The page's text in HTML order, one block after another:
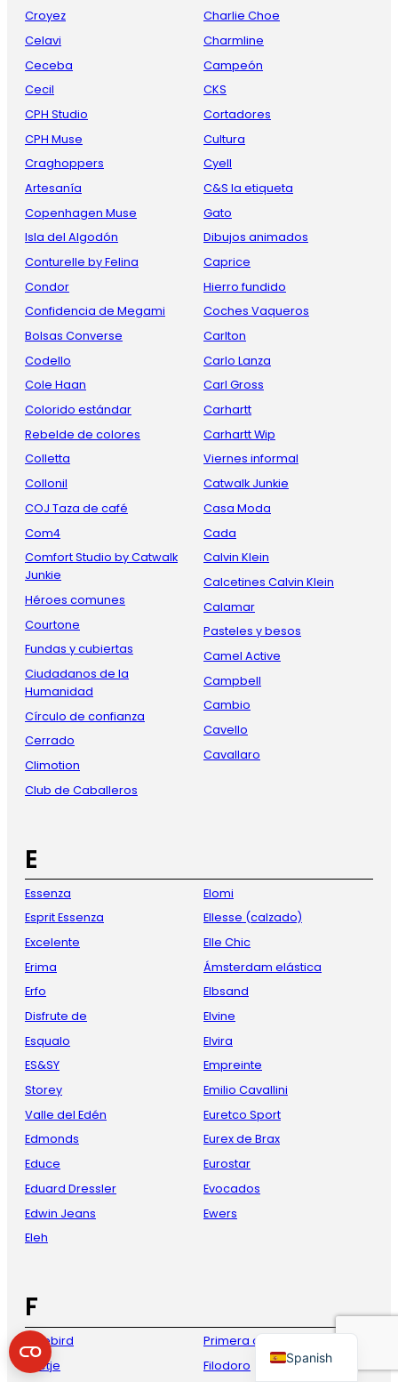
Croyez
Celavi
Ceceba
Cecil
CPH Studio
CPH Muse
Craghoppers
Artesanía
Copenhagen Muse
Isla del Algodón
Conturelle by Felina
Condor
Confidencia de Megami
Bolsas Converse
Codello
Cole Haan
Colorido estándar
Rebelde de colores
Colletta
Collonil
COJ Taza de café
Com4
Comfort Studio by Catwalk
Junkie
Héroes comunes
Courtone
Fundas y cubiertas
Ciudadanos de la
Humanidad
Círculo de confianza
Cerrado
Climotion
Club de Caballeros
Charlie Choe
Charmline
Campeón
CKS
Cortadores
Cultura
Cyell
C&S la etiqueta
Gato
Dibujos animados
Caprice
Hierro fundido
Coches Vaqueros
Carlton
Carlo Lanza
Carl Gross
Carhartt
Carhartt Wip
Viernes informal
Catwalk Junkie
Casa Moda
Cada
Calvin Klein
Calcetines Calvin Klein
Calamar
Pasteles y besos
Camel Active
Campbell
Cambio
Cavello
Cavallaro
E
Essenza
Esprit Essenza
Excelente
Erima
Erfo
Disfrute de
Esqualo
ES&SY
Storey
Valle del Edén
Edmonds
Educe
Eduard Dressler
Edwin Jeans
Eleh
Elomi
Ellesse (calzado)
Elle Chic
Ámsterdam elástica
Elbsand
Elvine
Elvira
Empreinte
Emilio Cavallini
Euretco Sport
Eurex de Brax
Eurostar
Evocados
Ewers
F
Freebird
Feetje
Primera clase
Filodoro
Spanish
Dutch